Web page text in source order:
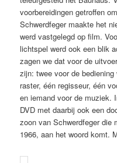
voorbereidingen getroffen
Schwerdfeger maakte het
werd vastgelegd op film.
lichtspel werd ook een blik
zagen we dat voor de
zijn: twee voor de
raster, één regisseur, één
en iemand voor de muziek.
DVD met daarbij ook een
zoon van Schwerdfeger die
1966, aan het woord komt.